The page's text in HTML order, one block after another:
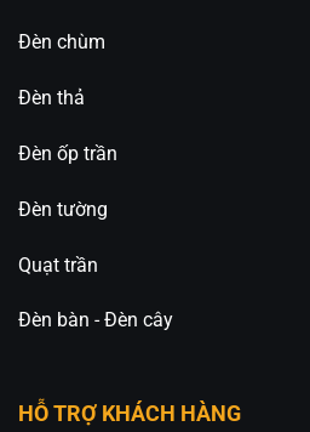
Đèn chùm
Đèn thả
Đèn ốp trần
Đèn tường
Quạt trần
Đèn bàn - Đèn cây
HỖ TRỢ KHÁCH HÀNG